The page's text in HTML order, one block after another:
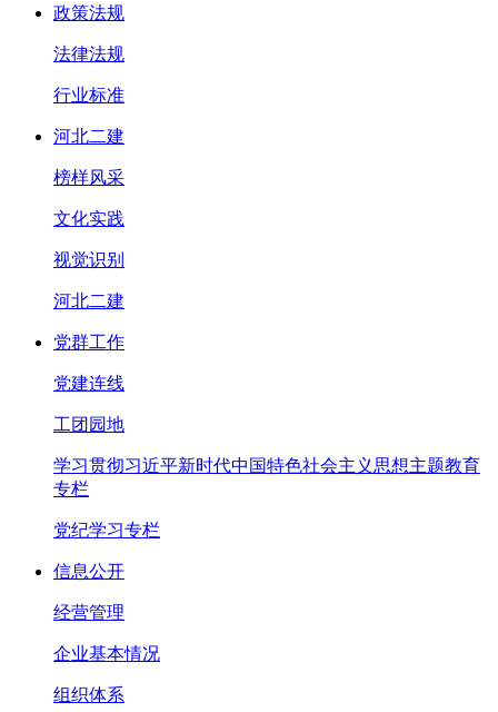
政策法规
法律法规
行业标准
河北二建
榜样风采
文化实践
视觉识别
河北二建
党群工作
党建连线
工团园地
学习贯彻习近平新时代中国特色社会主义思想主题教育
专栏
党纪学习专栏
信息公开
经营管理
企业基本情况
组织体系